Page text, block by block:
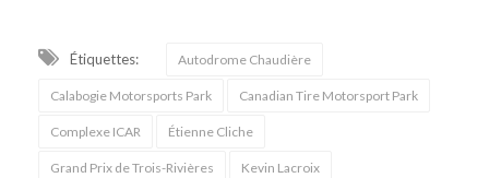
Étiquettes: Autodrome Chaudière
Calabogie Motorsports Park Canadian Tire Motorsport Park
Complexe ICAR Étienne Cliche
Grand Prix de Trois-Rivières Kevin Lacroix